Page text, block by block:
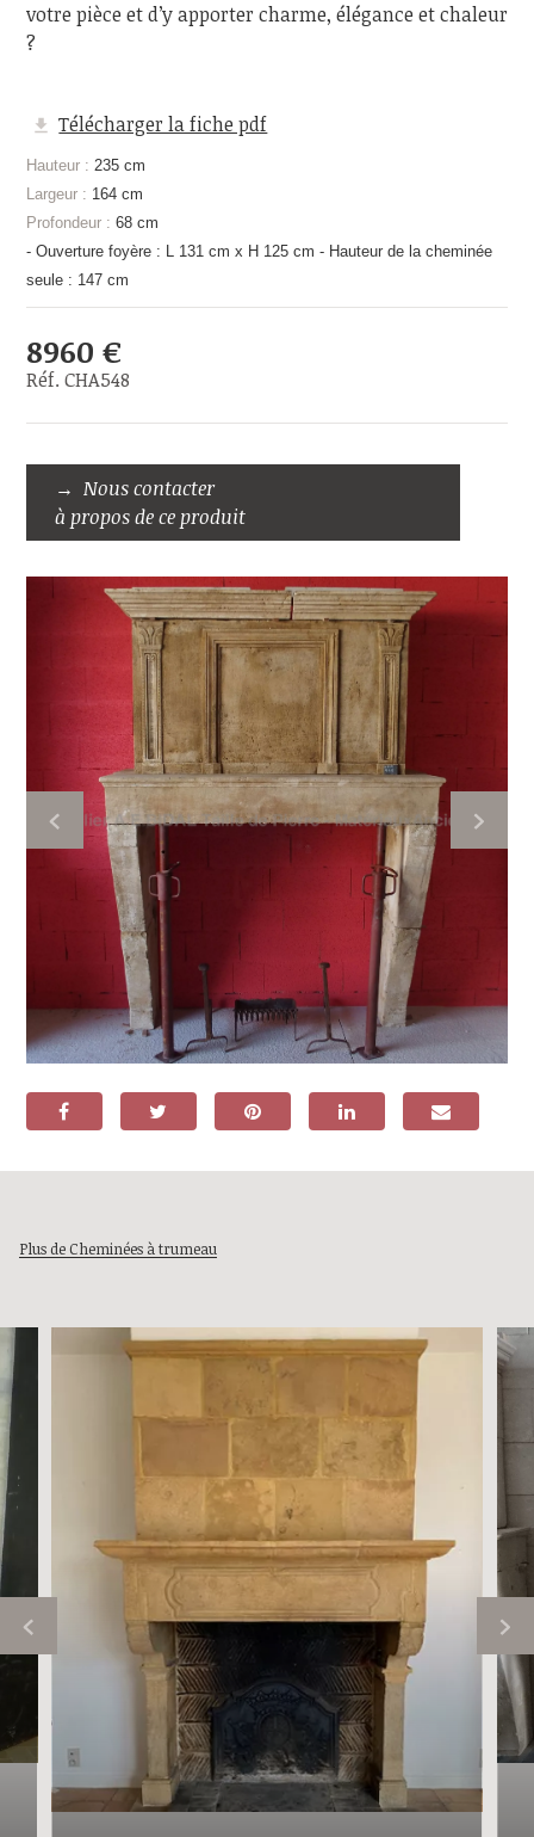
votre pièce et d’y apporter charme, élégance et chaleur
?
Télécharger la fiche pdf
Hauteur : 235 cm
Largeur : 164 cm
Profondeur : 68 cm
- Ouverture foyère : L 131 cm x H 125 cm - Hauteur de la cheminée
seule : 147 cm
8960 €
Réf. CHA548
Nous contacter
à propos de ce produit
Plus de Cheminées à trumeau